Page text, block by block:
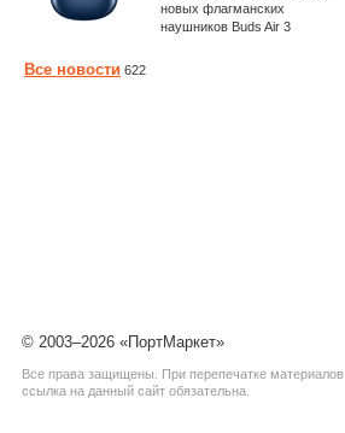
новых флагманских
наушников Buds Air 3
Все новости 622
© 2003–2026 «ПортМаркет»
Все права защищены. При перепечатке материалов
ссылка на данный сайт обязательна.